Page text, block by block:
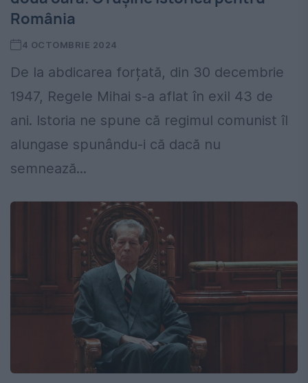
România
4 OCTOMBRIE 2024
De la abdicarea forțată, din 30 decembrie
1947, Regele Mihai s-a aflat în exil 43 de
ani. Istoria ne spune că regimul comunist îl
alungase spunându-i că dacă nu
semnează...